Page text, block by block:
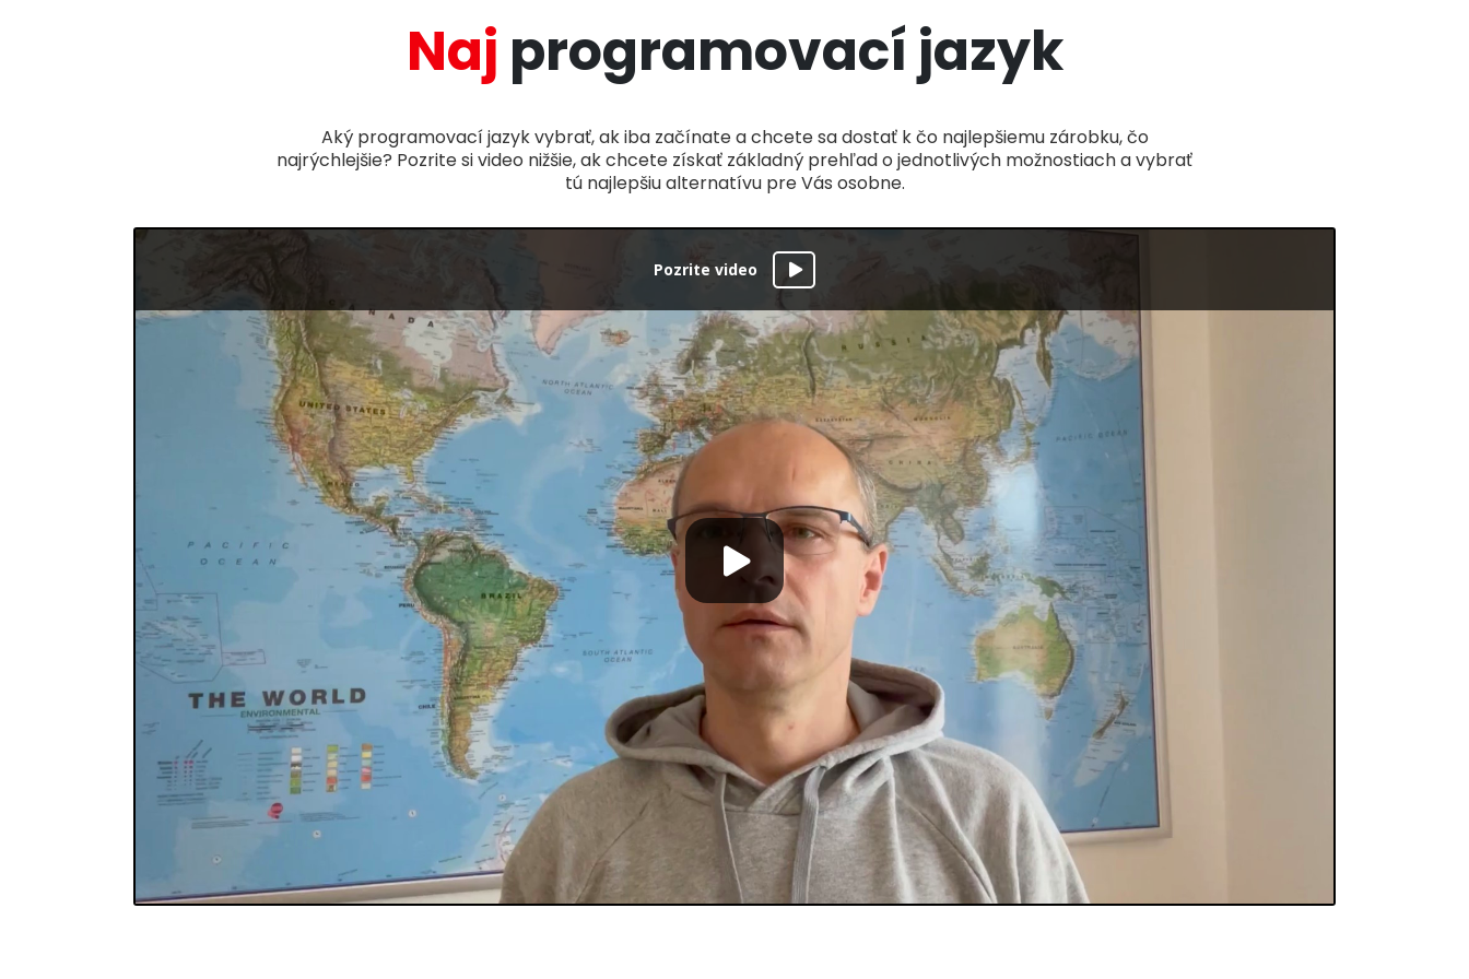
Naj programovací jazyk
Aký programovací jazyk vybrať, ak iba začínate a chcete sa dostať k čo najlepšiemu zárobku, čo
najrýchlejšie? Pozrite si video nižšie, ak chcete získať základný prehľad o jednotlivých možnostiach a vybrať
tú najlepšiu alternatívu pre Vás osobne.
Pozrite video